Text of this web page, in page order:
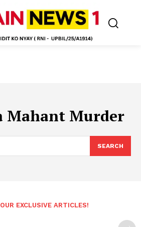
Mahant Murder
SEARCH
EXCLUSIVE ARTICLES!